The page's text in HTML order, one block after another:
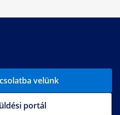
velünk
portál